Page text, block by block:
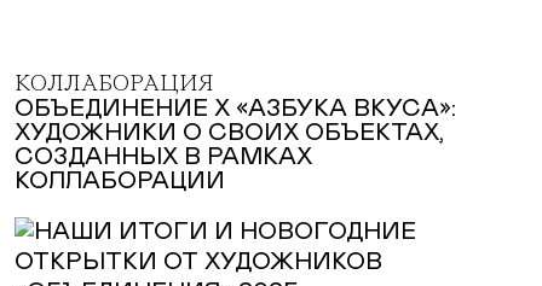
КОЛЛАБОРАЦИЯ
ОБЪЕДИНЕНИЕ Х «АЗБУКА ВКУСА»:
ХУДОЖНИКИ О СВОИХ ОБЪЕКТАХ,
СОЗДАННЫХ В РАМКАХ
КОЛЛАБОРАЦИИ